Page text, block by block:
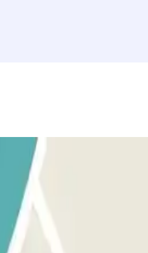
te aparecerá el siguiente